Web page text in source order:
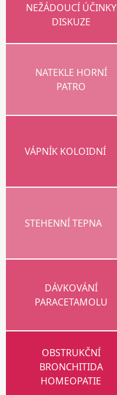
NEŽÁDOUCÍ ÚČINKY
DISKUZE
NATEKLE HORNÍ
PATRO
VÁPNÍK KOLOIDNÍ
STEHENNÍ TEPNA
DÁVKOVÁNÍ
PARACETAMOLU
OBSTRUKČNÍ
BRONCHITIDA
HOMEOPATIE